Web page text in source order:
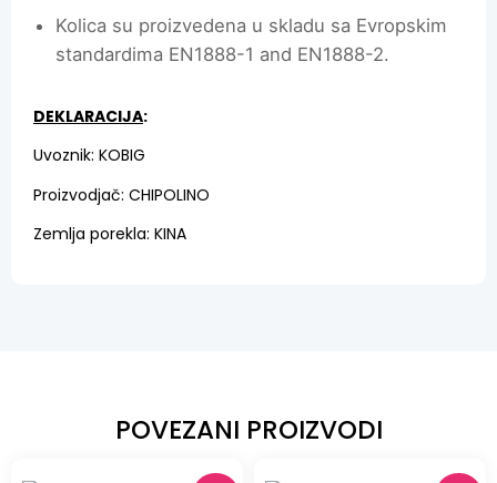
Kolica su proizvedena u skladu sa Evropskim
standardima EN1888-1 and EN1888-2.
DEKLARACIJA:
Uvoznik: KOBIG
Proizvodjač: CHIPOLINO
Zemlja porekla: KINA
POVEZANI PROIZVODI